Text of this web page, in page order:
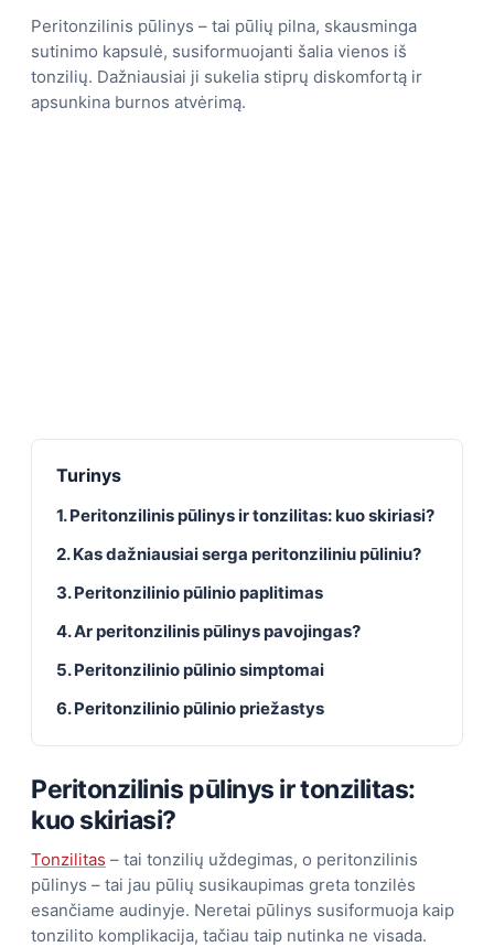
Peritonzilinis pūlinys – tai pūlių pilna, skausminga
sutinimo kapsulė, susiformuojanti šalia vienos iš
tonzilių. Dažniausiai ji sukelia stiprų diskomfortą ir
apsunkina burnos atvėrimą.
Turinys
1. Peritonzilinis pūlinys ir tonzilitas: kuo skiriasi?
2. Kas dažniausiai serga peritonziliniu pūliniu?
3. Peritonzilinio pūlinio paplitimas
4. Ar peritonzilinis pūlinys pavojingas?
5. Peritonzilinio pūlinio simptomai
6. Peritonzilinio pūlinio priežastys
Peritonzilinis pūlinys ir tonzilitas:
kuo skiriasi?
Tonzilitas – tai tonzilių uždegimas, o peritonzilinis
pūlinys – tai jau pūlių susikaupimas greta tonzilės
esančiame audinyje. Neretai pūlinys susiformuoja kaip
tonzilito komplikacija, tačiau taip nutinka ne visada.